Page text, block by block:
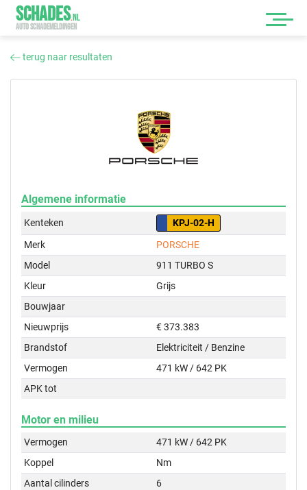
SCHADES.NL
AUTO SCHADEMELDINGEN
terug naar resultaten
Algemene informatie
Kenteken
KPJ-02-H
Merk
PORSCHE
Model
911 TURBO S
Kleur
Grijs
Bouwjaar
Nieuwprijs
€ 373.383
Brandstof
Elektriciteit / Benzine
Vermogen
471 kW / 642 PK
APK tot
Motor en milieu
Vermogen
471 kW / 642 PK
Koppel
Nm
Aantal cilinders
6